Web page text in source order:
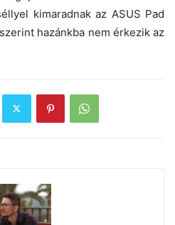
kimaradnak az ASUS Pad
hazánkba nem érkezik az